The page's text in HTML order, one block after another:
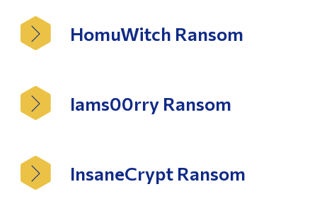
HomuWitch Ransom
Iams00rry Ransom
InsaneCrypt Ransom